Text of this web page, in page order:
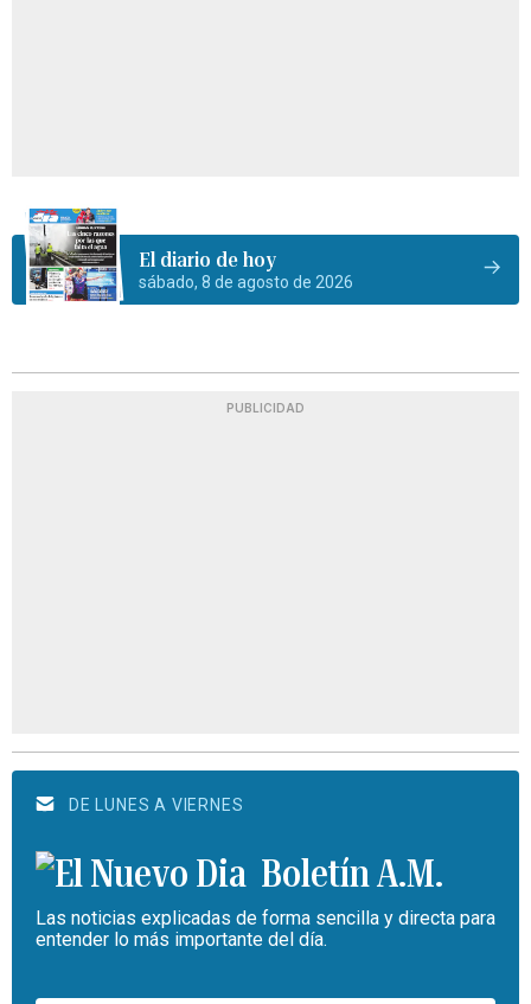
El diario de hoy
sábado, 8 de agosto de 2026
PUBLICIDAD
DE LUNES A VIERNES
Boletín A.M.
Las noticias explicadas de forma sencilla y directa para
entender lo más importante del día.